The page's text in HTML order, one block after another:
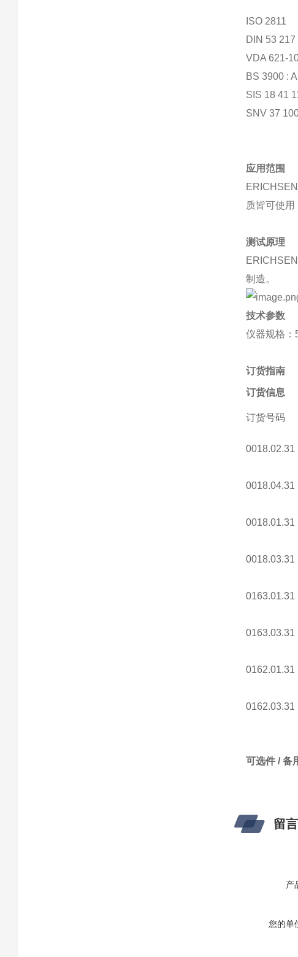
ISO 2811
DIN 53 217
VDA 621-
BS 3900 :
SIS 18 41
SNV 37
应用范围
质皆可使用
测试原理
制造。
技术参数
仪器规格：
订货指南
订货信息
订货号码
0018.02.31
0018.04.31
0018.01.31
0018.03.31
0163.01.31
0163.03.31
0162.01.31
0162.03.31
可选件 /备
留
产
您的单